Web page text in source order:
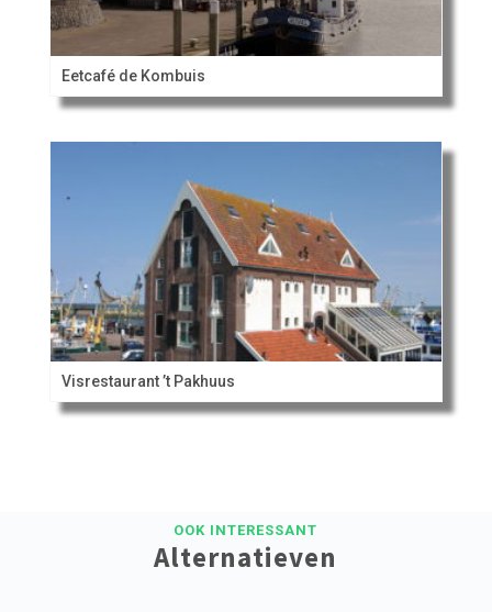
Eetcafé de Kombuis
Visrestaurant ’t Pakhuus
OOK INTERESSANT
Alternatieven